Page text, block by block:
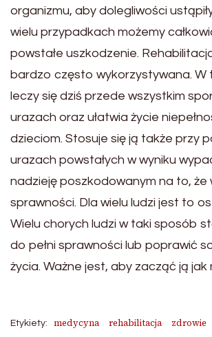
organizmu, aby dolegliwości
wielu przypadkach możemy
powstałe uszkodzenie.
bardzo często wykorzystywana. W
leczy się dziś przede wszystkim
urazach oraz ułatwia życie
dzieciom. Stosuje się ją także przy
urazach powstałych w wyniku
nadzieję poszkodowanym na to, że
sprawności. Dla wielu ludzi jest to
Wielu chorych ludzi w taki sposób
do pełni sprawności lub poprawić
życia. Ważne jest, aby zacząć ją jak
Etykiety: medycyna rehabilitacja zdrowie